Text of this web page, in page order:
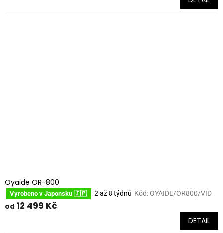
Oyaide OR-800
Vyrobeno v Japonsku 🇯🇵 2 až 8 týdnů Kód: OYAIDE/OR800/VID
od 12 499 Kč
DETAIL